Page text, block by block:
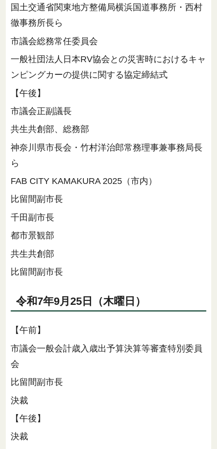
国土交通省関東地方整備局横浜国道事務所・西村
徹事務所長ら
市議会総務常任委員会
一般社団法人日本RV協会との災害時におけるキャ
ンピングカーの提供に関する協定締結式
【午後】
市議会正副議長
共生共創部、総務部
神奈川県市長会・竹村洋治郎常務理事兼事務局長
ら
FAB CITY KAMAKURA 2025（市内）
比留間副市長
千田副市長
都市景観部
共生共創部
比留間副市長
令和7年9月25日（木曜日）
【午前】
市議会一般会計歳入歳出予算決算等審査特別委員
会
比留間副市長
決裁
【午後】
決裁